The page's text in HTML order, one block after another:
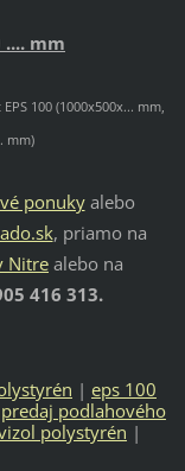
.... mm
100 (1000x500x... mm,
mm)
ponukyalebo
, priamo na
Nitre alebo na
416 313.
| eps 100
predaj podlahového
polystyrén |